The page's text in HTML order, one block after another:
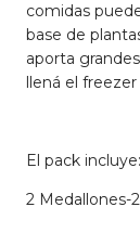
comidas
base de
aporta
llená el
El pack incluye:
2 Medallones-